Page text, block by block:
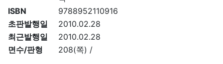
ISBN
9788952110916
초판발행일
2010.02.28
최근발행일
2010.02.28
면수/판형
208(쪽) /